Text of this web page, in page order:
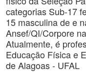
categorias Sub-17
15 masculina de e
Ansef/QI/Corpore
Atualmente, é
Educação Física e
de Alagoas - UFAL